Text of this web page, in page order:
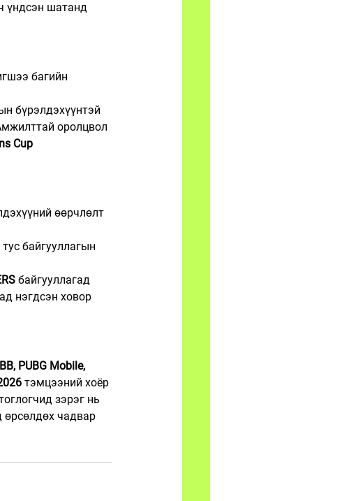
үндсэн шатанд
багийн
бүрэлдэхүүнтэй
оролцвол
Cup
өөрчлөлт
байгууллагын
байгууллагад
нэгдсэн ховор
PUBG Mobile,
тэмцээний хоёр
зэрэг нь
өрсөлдөх чадвар